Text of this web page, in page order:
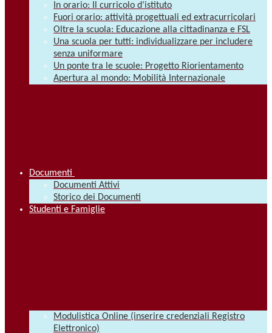
In orario: Il curricolo d’istituto
Fuori orario: attività progettuali ed extracurricolari
Oltre la scuola: Educazione alla cittadinanza e FSL
Una scuola per tutti: individualizzare per includere
senza uniformare
Un ponte tra le scuole: Progetto Riorientamento
Apertura al mondo: Mobilità Internazionale
Documenti
Documenti Attivi
Storico dei Documenti
Studenti e Famiglie
Modulistica Online (inserire credenziali Registro
Elettronico)